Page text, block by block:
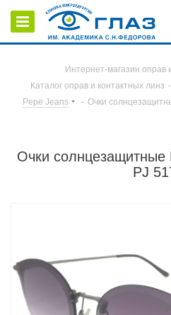
Интернет-магазин оправ
Каталог оправ и контактных линз -
Pepe Jeans
- Очки
Очки солнцезащитные
PJ